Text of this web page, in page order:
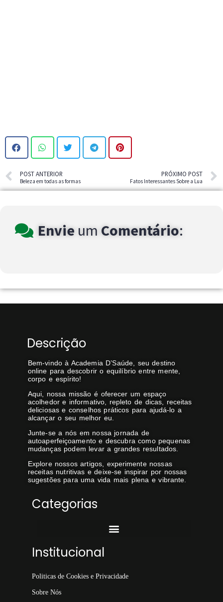
POST ANTERIOR
Beleza em todas as formas
PRÓXIMO POST
Fatos Interessantes Sobre a Lua
Envie um Comentário:
Descrição
Bem-vindo à Academia D’Saúde, seu destino
online para descobrir o equilíbrio entre mente,
corpo e espírito!
Aqui, nossa missão é oferecer um espaço
acolhedor e informativo, repleto de dicas, receitas
deliciosas e conselhos práticos para ajudá-lo a
alcançar o seu melhor eu.
Junte-se a nós em nossa jornada de
autoaperfeiçoamento e descubra como pequenas
mudanças podem levar a grandes resultados.
Explore nossos artigos, experimente nossas
receitas nutritivas e deixe-se inspirar por nossas
sugestões para uma vida mais plena e vibrante.
Categorias
Institucional
Politicas de Cookies e Privacidade
Sobre Nós